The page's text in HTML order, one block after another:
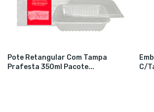
Pote Retangular Com Tampa
Prafesta 350ml Pacote...
C/